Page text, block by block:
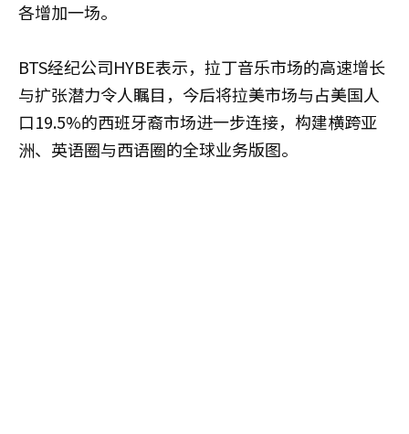
各增加一场。
BTS经纪公司HYBE表示，拉丁音乐市场的高速增长
与扩张潜力令人瞩目，今后将拉美市场与占美国人
口19.5%的西班牙裔市场进一步连接，构建横跨亚
洲、英语圈与西语圈的全球业务版图。